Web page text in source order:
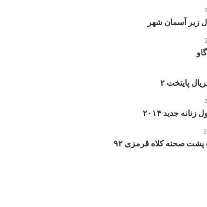
زیر آسمان شهر
پایتخت ۲
جدید ۲۰۱۴
پشت صحنه کلاه قرمزی ۹۲